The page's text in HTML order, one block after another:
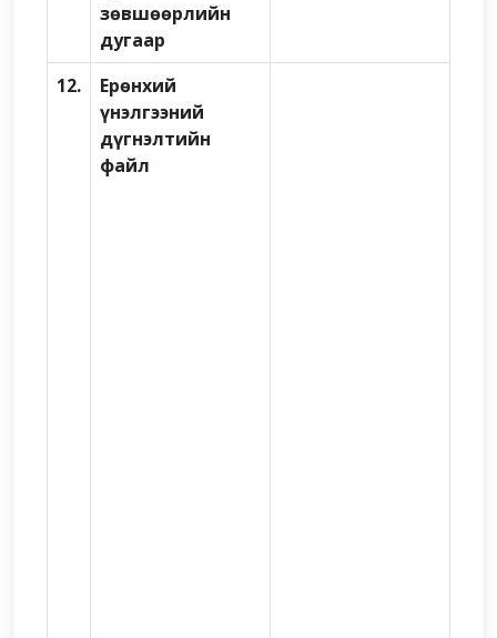
зөвшөөрлийн
дугаар
12.
Ерөнхий
үнэлгээний
дүгнэлтийн
файл